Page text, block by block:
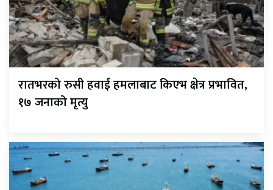
रातभरको रुसी हवाई हमलाबाट किएभ क्षेत्र प्रभावित,
१७ जनाको मृत्यु